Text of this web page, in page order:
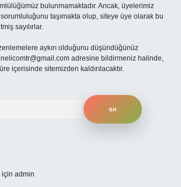
bulunmamaktadır. Ancak, üyelerimiz
taşımakta olup, siteye üye olarak bu
sayılırlar.
aykırı olduğunu düşündüğünüz
adresine bildirmeniz halinde,
içerisinde sitemizden kaldırılacaktır.
için admin